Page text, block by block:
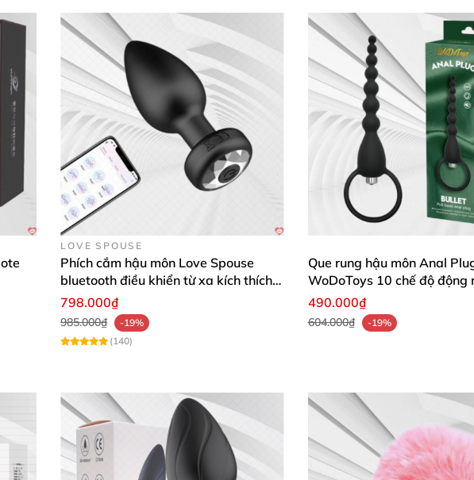
LOVE SPOUSE
Phích cắm hậu môn Love Spouse
bluetooth điều khiển từ xa kích thích
tiện lợi
798.000₫
985.000₫
-19%
(140)
Que rung hậu môn Anal
WoDoToys 10 chế độ động
490.000₫
604.000₫ -19%